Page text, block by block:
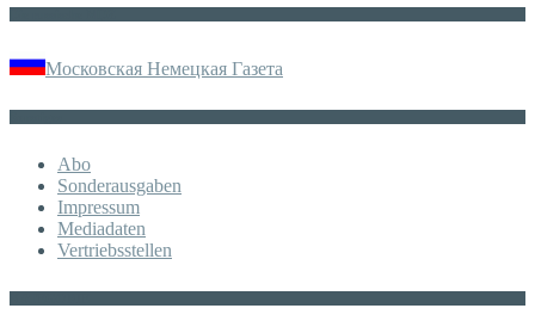
Московская Немецкая Газета
Abo
Sonderausgaben
Impressum
Mediadaten
Vertriebsstellen